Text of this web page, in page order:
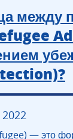
между
— это